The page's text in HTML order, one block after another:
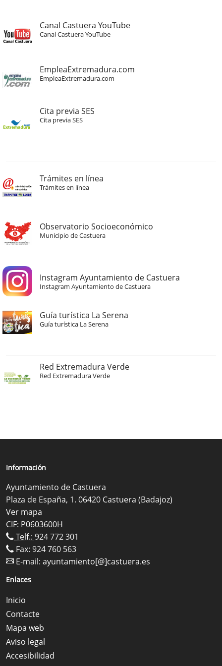
Canal Castuera YouTube
Canal Castuera YouTube
EmpleaExtremadura.com
EmpleaExtremadura.com
Cita previa SES
Cita previa SES
Trámites en línea
Trámites en línea
Observatorio Socioeconómico
Municipio de Castuera
Instagram Ayuntamiento de Castuera
Instagram Ayuntamiento de Castuera
Guía turística La Serena
Guía turística La Serena
Red Extremadura Verde
Red Extremadura Verde
Información
Ayuntamiento de Castuera
Plaza de España, 1. 06420 Castuera (Badajoz)
Ver mapa
CIF: P0603600H
Telf.: 924 772 301
Fax: 924 760 563
E-mail: ayuntamiento[@]castuera.es
Enlaces
Inicio
Contacte
Mapa web
Aviso legal
Accesibilidad